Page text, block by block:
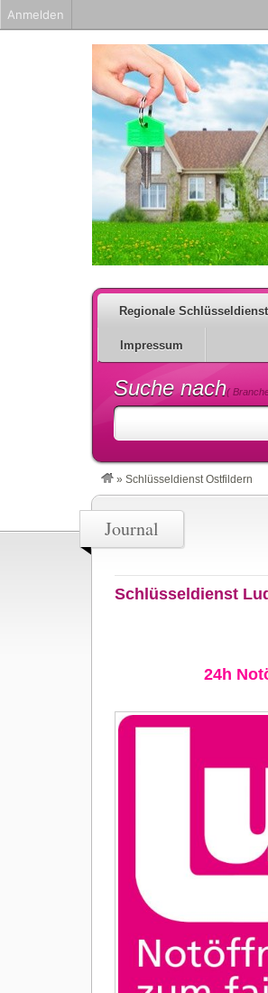
Regionale
Impressum
Suche nach(
» Schlüsseldienst Ostfildern
Journal
Schlüsseldienst
24h
Anmelden